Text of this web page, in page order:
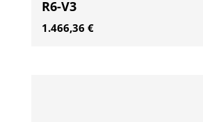
R6-V3
1.466,36 €